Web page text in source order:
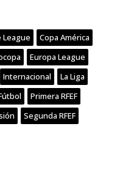
League
Copa América
Europa League
Internacional
La Liga
Primera RFEF
Segunda RFEF